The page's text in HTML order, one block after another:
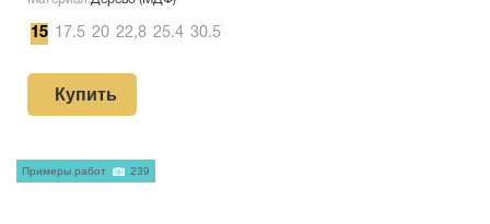
15 17.5 20 22,8 25.4 30.5
Купить
Примеры работ 239